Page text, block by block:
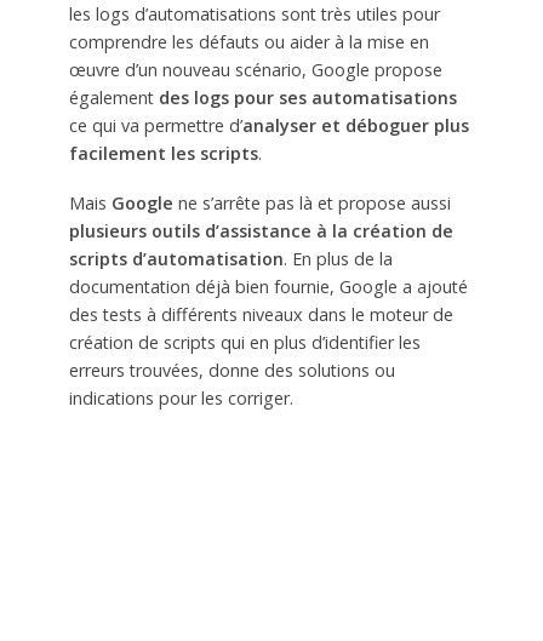
les logs d’automatisations sont très utiles pour
comprendre les défauts ou aider à la mise en
œuvre d’un nouveau scénario, Google propose
également des logs pour ses automatisations
ce qui va permettre d’analyser et déboguer plus
facilement les scripts.
Mais Google ne s’arrête pas là et propose aussi
plusieurs outils d’assistance à la création de
scripts d’automatisation. En plus de la
documentation déjà bien fournie, Google a ajouté
des tests à différents niveaux dans le moteur de
création de scripts qui en plus d’identifier les
erreurs trouvées, donne des solutions ou
indications pour les corriger.